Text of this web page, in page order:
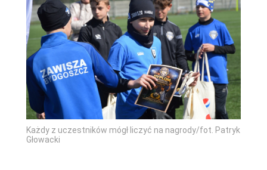
Każdy z uczestników mógł liczyć na nagrody/fot. Patryk
Głowacki